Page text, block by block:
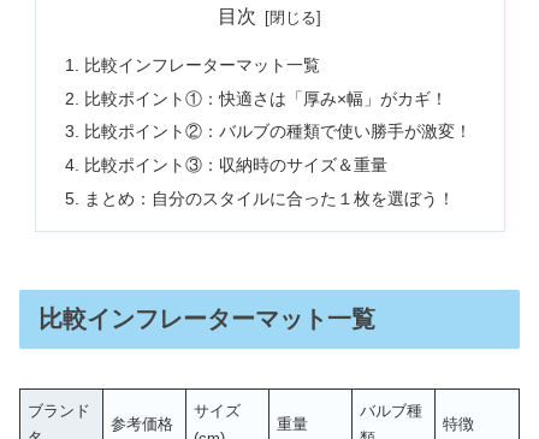
目次
比較インフレーターマット一覧
比較ポイント①：快適さは「厚み×幅」がカギ！
比較ポイント②：バルブの種類で使い勝手が激変！
比較ポイント③：収納時のサイズ＆重量
まとめ：自分のスタイルに合った１枚を選ぼう！
比較インフレーターマット一覧
ブランド
参考価格
サイズ
重量
バルブ種
特徴